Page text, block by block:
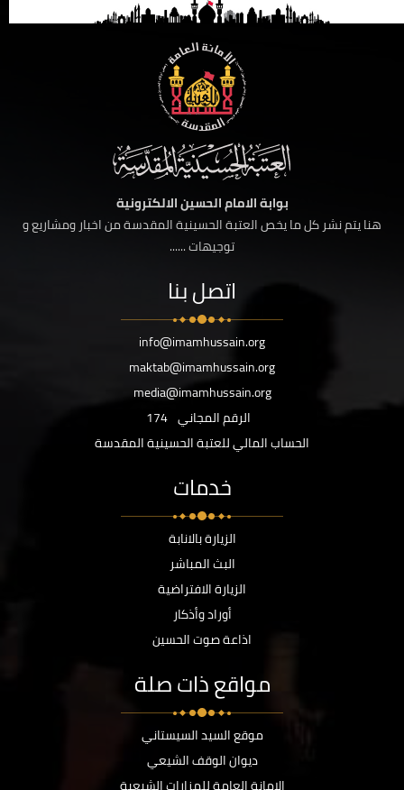
بوابة الامام الحسين الالكترونية
هنا يتم نشر كل ما يخص العتبة الحسينية المقدسة من اخبار ومشاريع و
توجيهات ......
اتصل بنا
info@imamhussain.org
maktab@imamhussain.org
media@imamhussain.org
الرقم المجاني 174
الحساب المالي للعتبة الحسينية المقدسة
خدمات
الزيارة بالانابة
البث المباشر
الزيارة الافتراضية
أوراد وأذكار
اذاعة صوت الحسين
مواقع ذات صلة
موقع السيد السيستاني
ديوان الوقف الشيعي